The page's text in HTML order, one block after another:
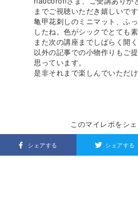
までご視聴いただき嬉しいです
亀甲花刺しのミニマット、ふ
したね。色がシックでとても
また次の講座までしばらく開
以外の記事での小物作りもご
思っています。
是非それまで楽しんでいただ
このマイレポをシ
シェアする シェアする